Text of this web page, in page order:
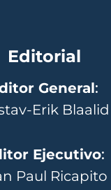
Editorial
General:
Erik Blaalid
Ejecutivo:
Paul Ricapito